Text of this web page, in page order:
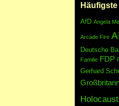
AfD Angela
Arcade Fire
Deutsche
Familie FDP
Gerhard
Holocaust